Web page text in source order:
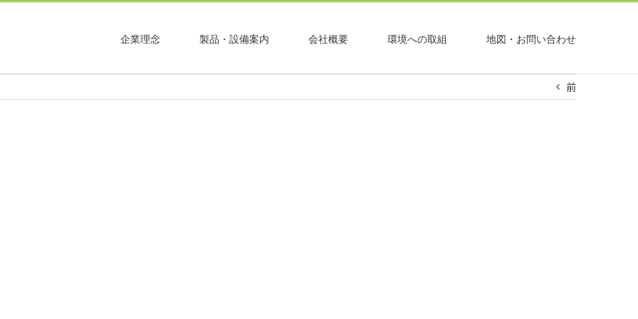
企業理念 製品・設備案内 会社概要 環境への取組 地図・お問い合わせ
前